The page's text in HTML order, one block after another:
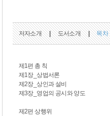
저자소개 | 도서소개 | 목차
제1편 총 칙
제1장_상법서론
제2장_상인과 설비
제3장_영업의 공시와 양도
제2편 상행위